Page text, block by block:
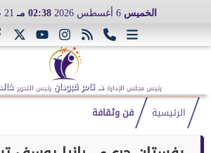
الخميس 02:38 مـ 21 صفر 1448
رئيس مجلس الإدارة د. تامر قبودان رئيس التحرير
الرئيسية فن وثقافة